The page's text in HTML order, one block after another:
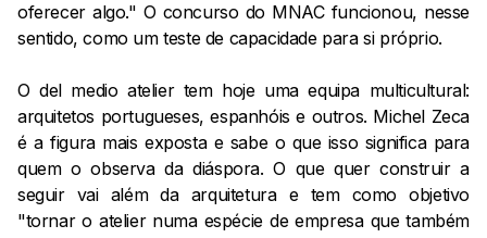
oferecer algo." O concurso do MNAC funcionou, nesse
sentido, como um teste de capacidade para si próprio.
O del medio atelier tem hoje uma equipa multicultural:
arquitetos portugueses, espanhóis e outros. Michel Zeca
é a figura mais exposta e sabe o que isso significa para
quem o observa da diáspora. O que quer construir a
seguir vai além da arquitetura e tem como objetivo
"tornar o atelier numa espécie de empresa que também